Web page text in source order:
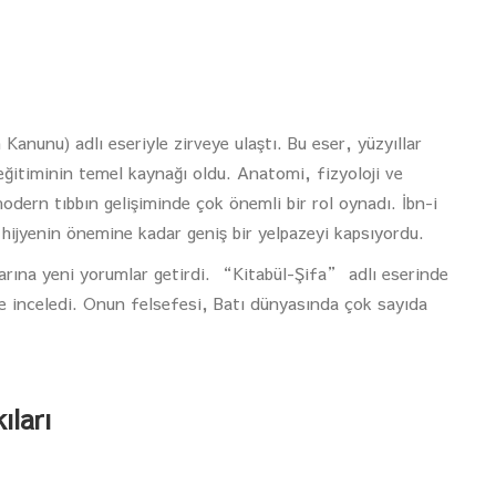
adlı eseriyle zirveye ulaştı. Bu eser, yüzyıllar
temel kaynağı oldu. Anatomi, fizyoloji ve
tıbbın gelişiminde çok önemli bir rol oynadı. İbn-i
önemine kadar geniş bir yelpazeyi kapsıyordu.
yeni yorumlar getirdi. “Kitabül-Şifa” adlı eserinde
Onun felsefesi, Batı dünyasında çok sayıda